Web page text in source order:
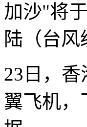
加沙"将
陆（台风
23日，
翼飞机，